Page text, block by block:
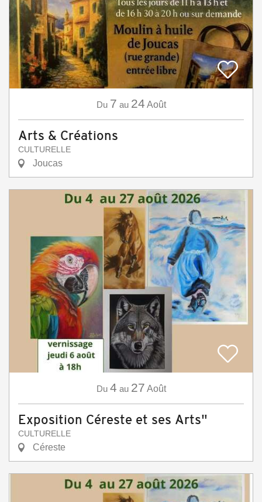
Du 7 au 24 Août
Arts & Créations
CULTURELLE
Joucas
Du 4 au 27 Août
Exposition Céreste et ses Arts"
CULTURELLE
Céreste